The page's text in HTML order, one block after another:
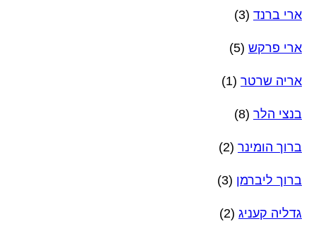
ארי ברנד (3)
ארי פרקש (5)
אריה שרטר (1)
בנצי הלר (8)
ברוך הומינר (2)
ברוך ליברמן (3)
גדליה קעניג (2)